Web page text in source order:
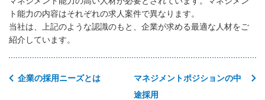
ト能力の内容はそれぞれの求人案件で異なります。
当社は、上記のような認識のもと、企業が求める最適な人材をご
紹介しています。
マネジメントポジションの中
途採用
企業の採用ニーズとは